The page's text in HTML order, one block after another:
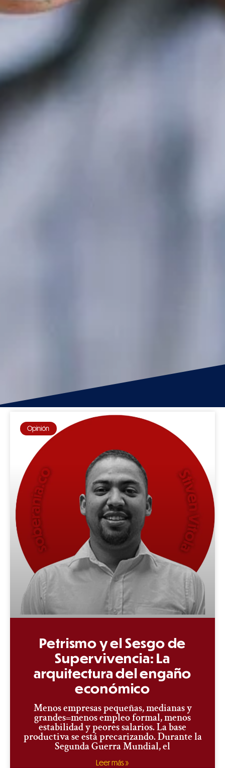
Opinión
Petrismo y el Sesgo de
Supervivencia: La
arquitectura del engaño
económico
Menos empresas pequeñas, medianas y
grandes=menos empleo formal, menos
estabilidad y peores salarios. La base
productiva se está precarizando. Durante la
Segunda Guerra Mundial, el
Leer más »